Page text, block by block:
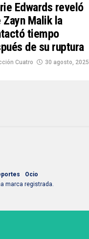
Edwards reveló
Zayn Malik la
tiempo
de su ruptura
Cuatro 30 agosto, 2025
Ocio
marca registrada.